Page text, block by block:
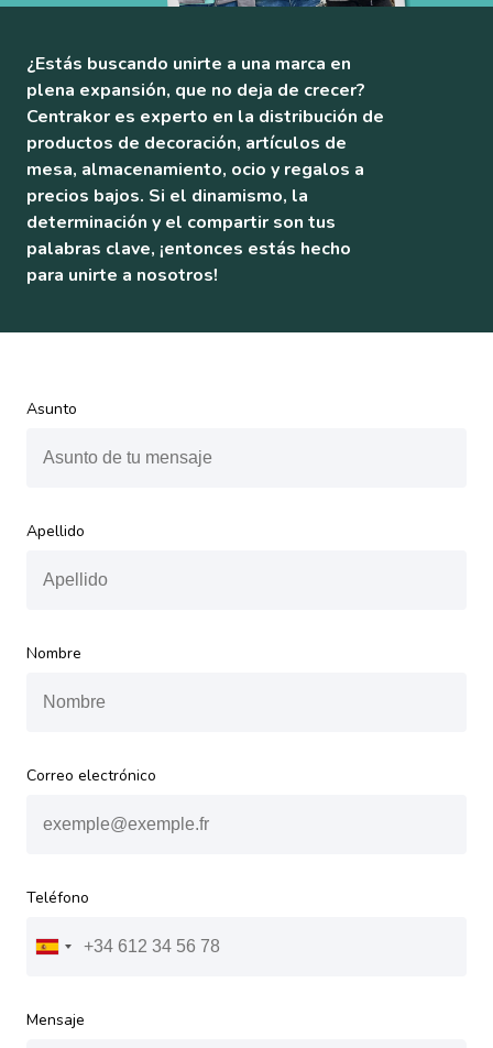
Text
Content
¿Estás buscando unirte a una marca en
plena expansión, que no deja de crecer?
Centrakor es experto en la distribución de
productos de decoración, artículos de
mesa, almacenamiento, ocio y regalos a
precios bajos. Si el dinamismo, la
determinación y el compartir son tus
palabras clave, ¡entonces estás hecho
para unirte a nosotros!
Asunto
Apellido
Nombre
Correo electrónico
Teléfono
Mensaje